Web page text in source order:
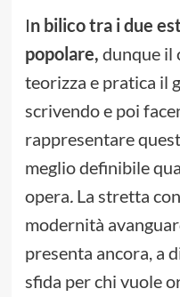
In bilico tra i due
popolare, dunque il
teorizza e pratica il
scrivendo e poi
rappresentare
meglio definibile
opera.La stretta
modernità
presenta ancora, a
sfida per chi vuole